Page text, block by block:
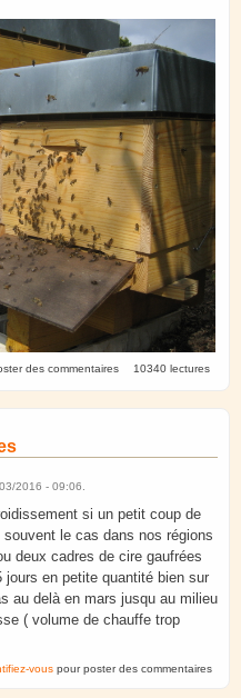
des commentaires 10340 lectures
2016 - 09:06
si un petit coup de
le cas dans nos régions
deux cadres de cire gaufrées
en petite quantité bien sur
au delà en mars jusqu au milieu
( volume de chauffe trop
vous pour poster des commentaires